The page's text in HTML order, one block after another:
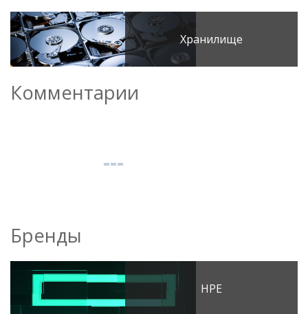
Хранилище
Комментарии
Бренды
HPE